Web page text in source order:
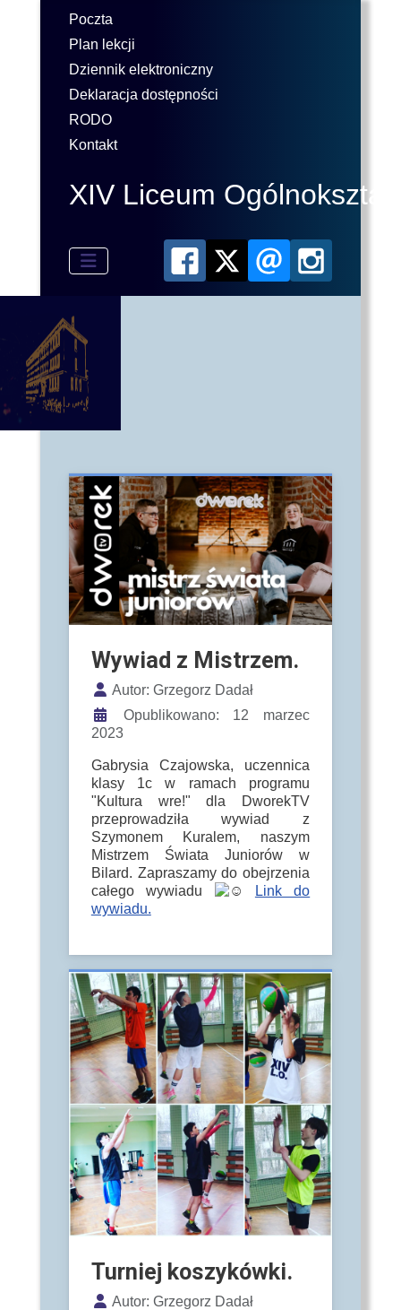
Poczta
Plan lekcji
Dziennik elektroniczny
Deklaracja dostępności
RODO
Kontakt
XIV Liceum
Wywiad z Mistrzem.
Szczegóły
Autor: Grzegorz Dadał
Opublikowano: 12 marzec
2023
Gabrysia Czajowska, uczennica
klasy 1c w ramach programu
"Kultura wre!" dla DworekTV
przeprowadziła wywiad z
Szymonem Kuralem, naszym
Mistrzem Świata Juniorów w
Bilard. Zapraszamy do obejrzenia
całego wywiadu
Link do
wywiadu.
Turniej koszykówki.
Szczegóły
Autor: Grzegorz Dadał